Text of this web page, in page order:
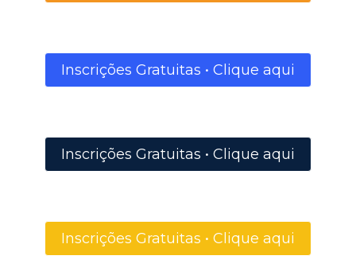
Inscrições Gratuitas • Clique aqui
Inscrições Gratuitas • Clique aqui
Inscrições Gratuitas • Clique aqui